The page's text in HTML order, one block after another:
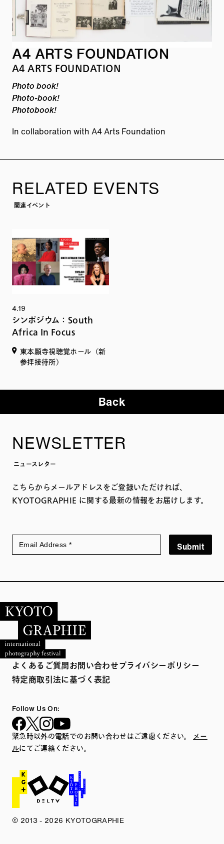
A4 ARTS FOUNDATION
A4 ARTS FOUNDATION
Photo book!
Photo-book!
Photobook!
In collaboration with A4 Arts Foundation
RELATED EVENTS
関連イベント
4.19
シンポジウム：South
Africa In Focus
東本願寺視聴覚ホール（新
参拝接待所）
Back
NEWSLETTER
ニュースレター
こちらからメールアドレスをご登録いただければ、
KYOTOGRAPHIE に関する最新の情報をお届けします。
Submit
よくあるご質問お問い合わせプライバシーポリシー
特定商取引法に基づく表記
Follow Us On:
緊急時以外の電話でのお問い合わせはご遠慮ください。メー
ルにてご連絡ください。
© 2013 - 2026 KYOTOGRAPHIE